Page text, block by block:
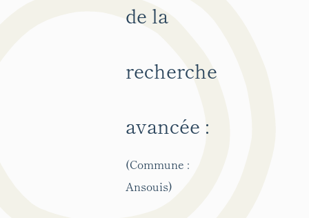
de la
recherche
avancée :
(Commune :
Ansouis)